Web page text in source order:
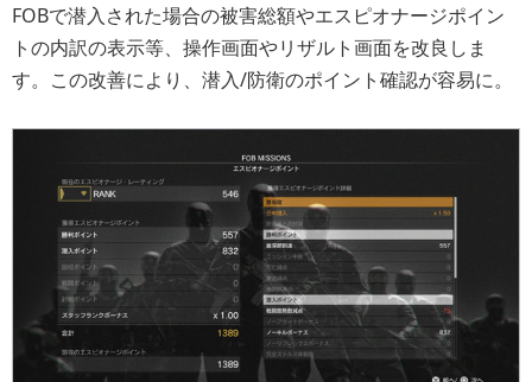
FOBで潜入された場合の被害総額やエスピオナージポイン
トの内訳の表示等、操作画面やリザルト画面を改良しま
す。この改善により、潜入/防衛のポイント確認が容易に。